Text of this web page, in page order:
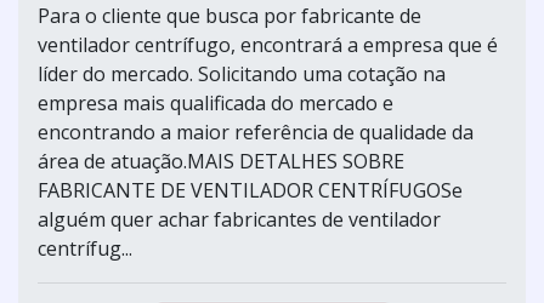
Para o cliente que busca por fabricante de
ventilador centrífugo, encontrará a empresa que é
líder do mercado. Solicitando uma cotação na
empresa mais qualificada do mercado e
encontrando a maior referência de qualidade da
área de atuação.MAIS DETALHES SOBRE
FABRICANTE DE VENTILADOR CENTRÍFUGOSe
alguém quer achar fabricantes de ventilador
centrífug...